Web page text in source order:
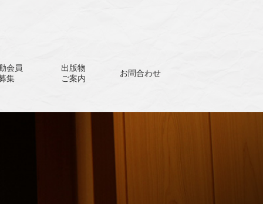
会員
集
出版物
ご案内
お問合わせ